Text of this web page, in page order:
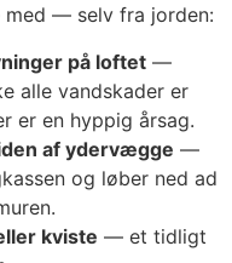
med — selv fra jorden:
på loftet —
alle vandskader er
er en hyppig årsag.
af ydervægge —
og løber ned ad
kviste — et tidligt